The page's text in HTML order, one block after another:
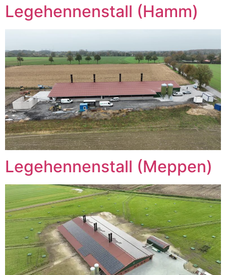
Legehennenstall (Hamm)
Legehennenstall (Meppen)